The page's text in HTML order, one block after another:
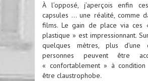
À l’opposé, j’aperçois enfin
capsules … une réalité, comme
films. Le gain de place via ces
plastique » est impressionnant.
quelques mètres, plus d’une
personnes peuvent être
« confortablement » à
être claustrophobe.